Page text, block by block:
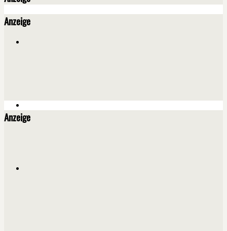
Anzeige
Anzeige